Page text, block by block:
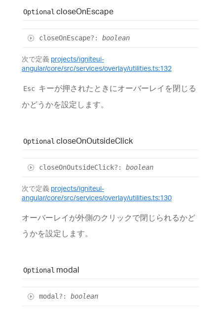
Optional closeOnEscape
closeOnEscape?: boolean
次で定義 projects/igniteui-
angular/core/src/services/overlay/utilities.ts:132
Esc キーが押されたときにオーバーレイを閉じる
かどうかを設定します。
Optional closeOnOutsideClick
closeOnOutsideClick?: boolean
次で定義 projects/igniteui-
angular/core/src/services/overlay/utilities.ts:130
オーバーレイが外側のクリックで閉じられるかど
うかを設定します。
Optional modal
modal ?: boolean